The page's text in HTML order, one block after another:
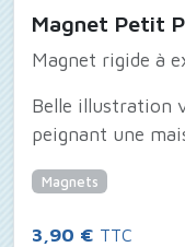
Magnet Petit
Magnet rigide à
Belle illustration
peignant une
Magnets
3,90 € TTC